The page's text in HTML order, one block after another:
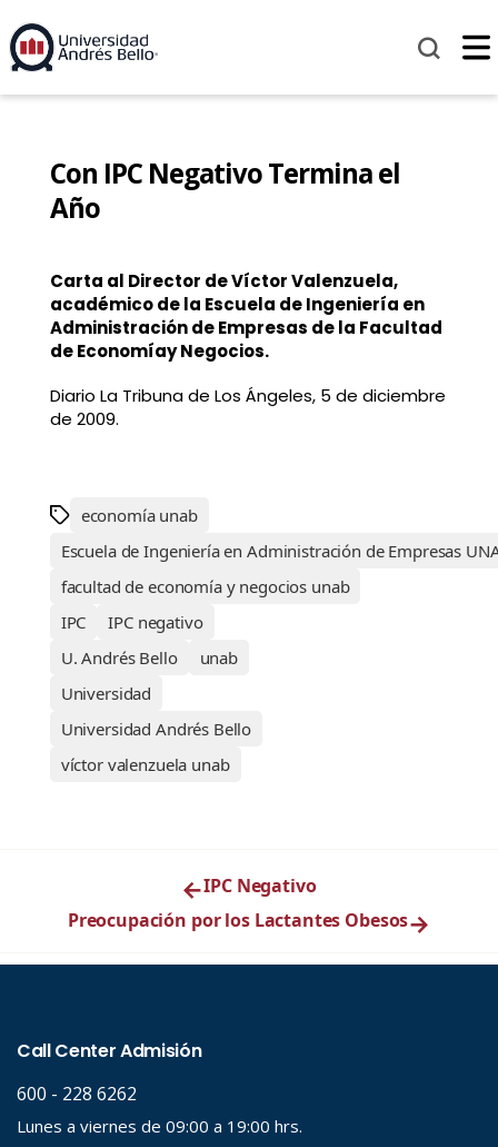
Con IPC Negativo Termina el
Año
Carta al Director de Víctor Valenzuela,
académico de la Escuela de Ingeniería en
Administración de Empresas de la Facultad
de Economíay Negocios.
Diario La Tribuna de Los Ángeles, 5 de diciembre
de 2009.
economía unab
Escuela de Ingeniería en Administración de Empresas
facultad de economía y negocios unab
IPC
IPC negativo
U. Andrés Bello
unab
Universidad
Universidad Andrés Bello
víctor valenzuela unab
←IPC Negativo
Preocupación por los Lactantes Obesos→